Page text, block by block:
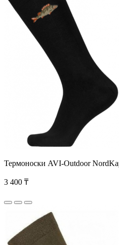
Термоноски AVI-Outdoor
3 400 ₸